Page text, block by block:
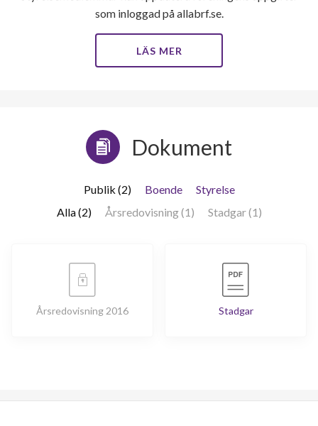
som inloggad på allabrf.se.
LÄS MER
Dokument
Publik (2) Boende
Styrelse
Alla (2)
Årsredovisning (1) Stadgar (1)
Årsredovisning 2016 Stadgar